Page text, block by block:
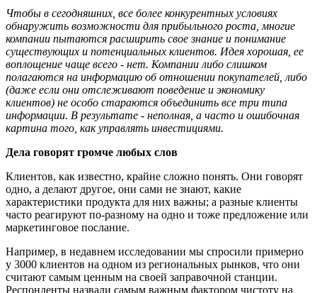
Чтобы в сегодняшних, все более конкурентных условиях
обнаружить возможности для прибыльного роста, многие
компании пытаются расширить свое знание и понимание
существующих и потенциальных клиентов. Идея хорошая, ее
воплощение чаще всего - нет. Компании либо слишком
полагаются на информацию об отношении покупателей, либо
(даже если они отслеживают поведение и экономику
клиентов) не особо стараются объединить все три типа
информации. В результате - неполная, а часто и ошибочная
картина того, как управлять инвестициями.
Дела говорят громче любых слов
Клиентов, как известно, крайне сложно понять. Они говорят
одно, а делают другое, они сами не знают, какие
характеристики продукта для них важны; а разные клиенты
часто реагируют по-разному на одно и тоже предложение или
маркетинговое послание.
Например, в недавнем исследовании мы спросили примерно
у 3000 клиентов на одном из региональных рынков, что они
считают самым ценным на своей заправочной станции.
Респонденты назвали самым важным фактором чистоту на